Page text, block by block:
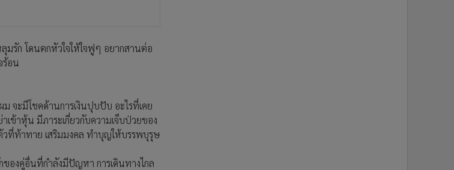
รัก โดนตกหัวใจให้ใจฟูๆ อยากสานต่อ
ร้อน
จะมีโชคด้านการเงินปุบปับ อะไรที่เคย
เข้าหุ้น มีภาระเกี่ยวกับความเจ็บป่วยของ
ที่ท้าทาย เสริมมงคล ทำบุญให้บรรพบุรุษ
ของคู่อื่นที่กำลังมีปัญหา การเดินทางไกล